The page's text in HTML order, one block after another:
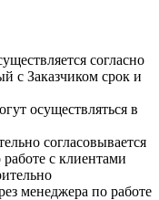
согласно
с Заказчиком срок и
осуществляться в
согласовывается
с клиентами
менеджера по работе